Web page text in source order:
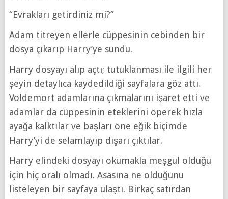
“Evrakları getirdiniz mi?”
Adam titreyen ellerle cüppesinin cebinden bir
dosya çıkarıp Harry’ye sundu.
Harry dosyayı alıp açtı; tutuklanması ile ilgili her
şeyin detaylıca kaydedildiği sayfalara göz attı.
Voldemort adamlarına çıkmalarını işaret etti ve
adamlar da cüppesinin eteklerini öperek hızla
ayağa kalktılar ve başları öne eğik biçimde
Harry’yi de selamlayıp dışarı çıktılar.
Harry elindeki dosyayı okumakla meşgul olduğu
için hiç oralı olmadı. Asasına ne olduğunu
listeleyen bir sayfaya ulaştı. Birkaç satırdan